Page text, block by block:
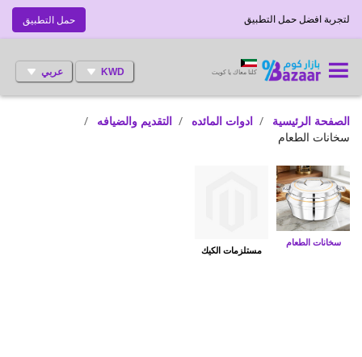
حمل التطبيق لتجربة افضل حمل التطبيق
KWD عربي كلنا معاك يا كويت
الصفحة الرئيسية ادوات المائده
التقديم والضيافه
سخانات الطعام
سخانات الطعام
مستلزمات الكيك